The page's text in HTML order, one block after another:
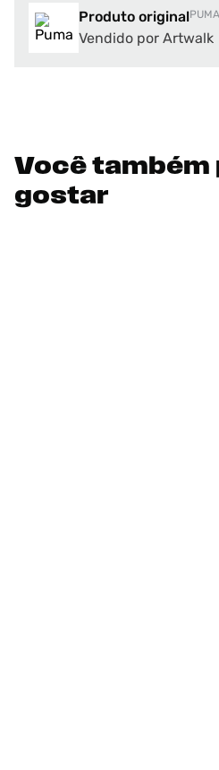
Produto originalPUMA
Vendido por Artwalk
Você também
gostar